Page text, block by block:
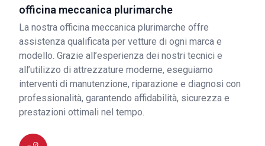
officina meccanica plurimarche
La nostra officina meccanica plurimarche offre
assistenza qualificata per vetture di ogni marca e
modello. Grazie all’esperienza dei nostri tecnici e
all’utilizzo di attrezzature moderne, eseguiamo
interventi di manutenzione, riparazione e diagnosi con
professionalità, garantendo affidabilità, sicurezza e
prestazioni ottimali nel tempo.